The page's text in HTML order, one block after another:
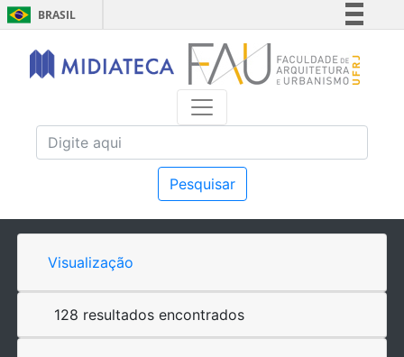
BRASIL
Simplifique!
Comunica BR
Acesso à informação
Pesquisar
Visualização
128 resultados encontrados